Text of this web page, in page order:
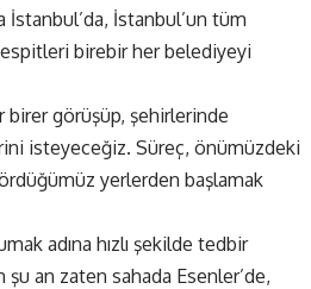
İstanbul’un tüm
birebir her belediyeyi
görüşüp, şehirlerinde
isteyeceğiz. Süreç, önümüzdeki
yerlerden başlamak
adına hızlı şekilde tedbir
şu an zaten sahada Esenler’de,